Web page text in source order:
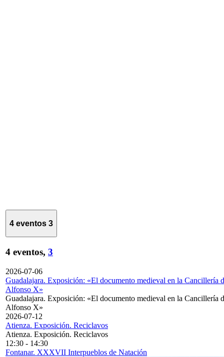
4 eventos 3
4 eventos, 3
2026-07-06
Guadalajara. Exposición: «El documento medieval en la Cancillería
Alfonso X»
Guadalajara. Exposición: «El documento medieval en la Cancillería
Alfonso X»
2026-07-12
Atienza. Exposición. Reciclavos
Atienza. Exposición. Reciclavos
12:30 - 14:30
Fontanar. XXXVII Interpueblos de Natación